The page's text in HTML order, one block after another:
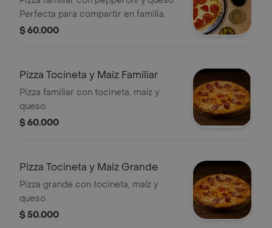
Perfecta para compartir en familia.
$ 60.000
Pizza Tocineta y Maiz Familiar
Pizza familiar con tocineta, maíz y
queso.
$ 60.000
Pizza Tocineta y Maiz Grande
Pizza grande con tocineta, maíz y
queso.
$ 50.000